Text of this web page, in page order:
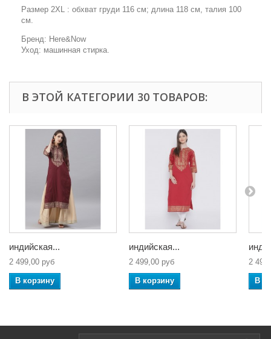
Размер 2XL : обхват груди 116 см; длина 118 см, талия 100
см.
Бренд: Here&Now
Уход: машинная стирка.
В ЭТОЙ КАТЕГОРИИ 30 ТОВАРОВ:
индийская...
2 499,00 руб
В корзину
индийская...
2 499,00 руб
В корзину
2
В